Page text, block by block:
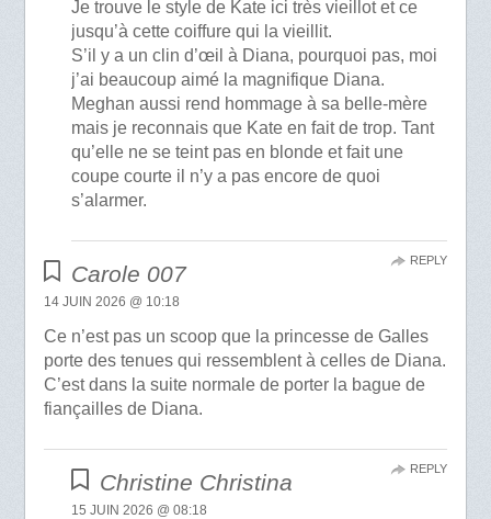
Je trouve le style de Kate ici très vieillot et ce
jusqu’à cette coiffure qui la vieillit.
S’il y a un clin d’œil à Diana, pourquoi pas, moi
j’ai beaucoup aimé la magnifique Diana.
Meghan aussi rend hommage à sa belle-mère
mais je reconnais que Kate en fait de trop. Tant
qu’elle ne se teint pas en blonde et fait une
coupe courte il n’y a pas encore de quoi
s’alarmer.
Carole 007
14 JUIN 2026 @ 10:18
Ce n’est pas un scoop que la princesse de Galles
porte des tenues qui ressemblent à celles de Diana.
C’est dans la suite normale de porter la bague de
fiançailles de Diana.
REPLY
Christine Christina
15 JUIN 2026 @ 08:18
REPLY